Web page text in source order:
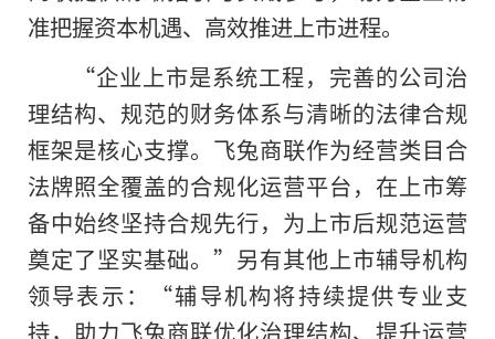
准把握资本机遇、高效推进上市进程。
“企业上市是系统工程，完善的公司治
理结构、规范的财务体系与清晰的法律合规
框架是核心支撑。飞兔商联作为经营类目合
法牌照全覆盖的合规化运营平台，在上市筹
备中始终坚持合规先行，为上市后规范运营
奠定了坚实基础。”另有其他上市辅导机构
领导表示：“辅导机构将持续提供专业支
持，助力飞兔商联优化治理结构、提升运营